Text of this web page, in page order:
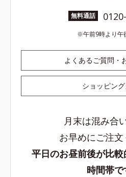
無料通話
午前9時より午
よくあるご質問・
ショッピン
月末は混み合
お早めにご注文
平日のお昼前後が比
時間帯で